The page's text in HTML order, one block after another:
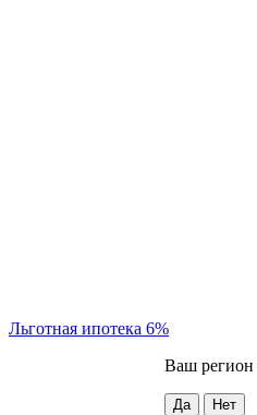
Льготная ипотека 6%
Ваш регион